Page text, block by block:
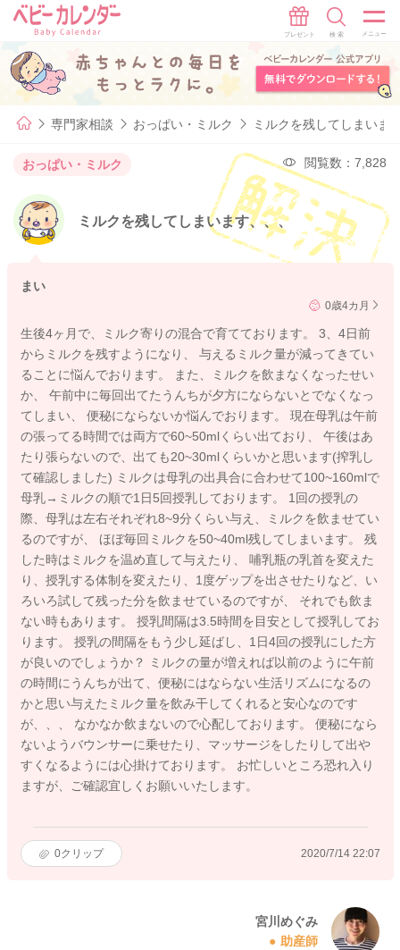
専門家相談 おっぱい・ミルク ミルクを残してしまいま
おっぱい・ミルク 閲覧数：7,828
ミルクを残してしまいます、、、
まい
0歳4カ月
生後4ヶ月で、ミルク寄りの混合で育てております。 3、4日前
からミルクを残すようになり、 与えるミルク量が減ってきてい
ることに悩んでおります。 また、ミルクを飲まなくなったせい
か、 午前中に毎回出てたうんちが夕方にならないとでなくなっ
てしまい、 便秘にならないか悩んでおります。 現在母乳は午前
の張ってる時間では両方で60~50mlくらい出ており、 午後はあ
たり張らないので、出ても20~30mlくらいかと思います(搾乳し
て確認しました) ミルクは母乳の出具合に合わせて100~160mlで
母乳→ミルクの順で1日5回授乳しております。 1回の授乳の
際、母乳は左右それぞれ8~9分くらい与え、ミルクを飲ませてい
るのですが、 ほぼ毎回ミルクを50~40ml残してしまいます。 残
した時はミルクを温め直して与えたり、 哺乳瓶の乳首を変えた
り、授乳する体制を変えたり、1度ゲップを出させたりなど、い
ろいろ試して残った分を飲ませているのですが、 それでも飲ま
ない時もあります。 授乳間隔は3.5時間を目安として授乳してお
ります。 授乳の間隔をもう少し延ばし、1日4回の授乳にした方
が良いのでしょうか？ ミルクの量が増えれば以前のように午前
の時間にうんちが出て、便秘にはならない生活リズムになるの
かと思い与えたミルク量を飲み干してくれると安心なのです
が、、、 なかなか飲まないので心配しております。 便秘になら
ないようバウンサーに乗せたり、マッサージをしたりして出や
すくなるようには心掛けております。 お忙しいところ恐れ入り
ますが、ご確認宜しくお願いいたします。
0クリップ 2020/7/14 22:07
宮川めぐみ
助産師